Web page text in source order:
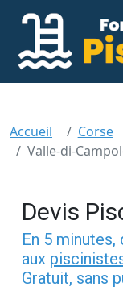
Accueil Corse
Valle-di-
Devis
En 5 minutes,
aux
Gratuit, sans